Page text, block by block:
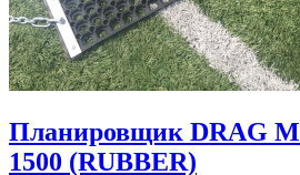
Планировщик DRAG
1500 (RUBBER)